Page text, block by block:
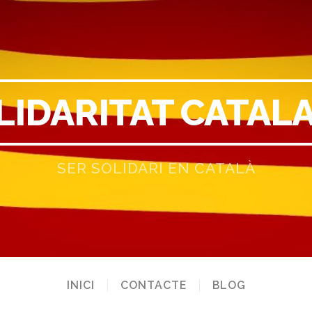
SER SOLIDARI EN CATALÀ
INICI CONTACTE BLOG